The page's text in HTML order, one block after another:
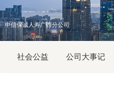
· 中信保诚人寿广西分公司荣获“百姓满意保
社会公益 公司大事记